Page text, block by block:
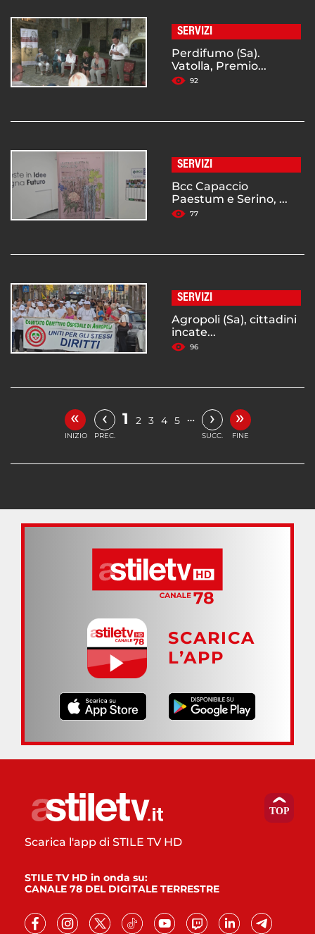
SERVIZI
Perdifumo (Sa).
Vatolla, Premio...
92
SERVIZI
Bcc Capaccio
Paestum e Serino, ...
77
SERVIZI
Agropoli (Sa), cittadini
incate...
96
«
INIZIO
‹
PREC.
1 2 3 4 5 … ›
SUCC.
»
FINE
SCARICA
L’APP
Scarica l'app di STILE TV HD
STILE TV HD in onda su:
CANALE 78 DEL DIGITALE TERRESTRE